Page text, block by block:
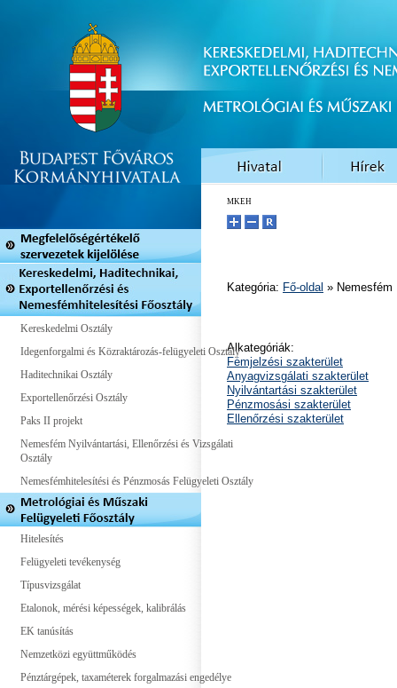
Kereskedelmi Osztály
Idegenforgalmi és Közraktározás-felügyeleti Osztály
Haditechnikai Osztály
Exportellenőrzési Osztály
Paks II projekt
Nemesfém Nyilvántartási, Ellenőrzési és Vizsgálati
Osztály
Nemesfémhitelesítési és Pénzmosás Felügyeleti Osztály
Hitelesítés
Felügyeleti tevékenység
Típusvizsgálat
Etalonok, mérési képességek, kalibrálás
EK tanúsítás
Nemzetközi együttműködés
Pénztárgépek, taxaméterek forgalmazási engedélye
MKEH
Kategória: Fő-oldal » Nemesfém
Alkategóriák:
Fémjelzési szakterület
Anyagvizsgálati szakterület
Nyilvántartási szakterület
Pénzmosási szakterület
Ellenőrzési szakterület